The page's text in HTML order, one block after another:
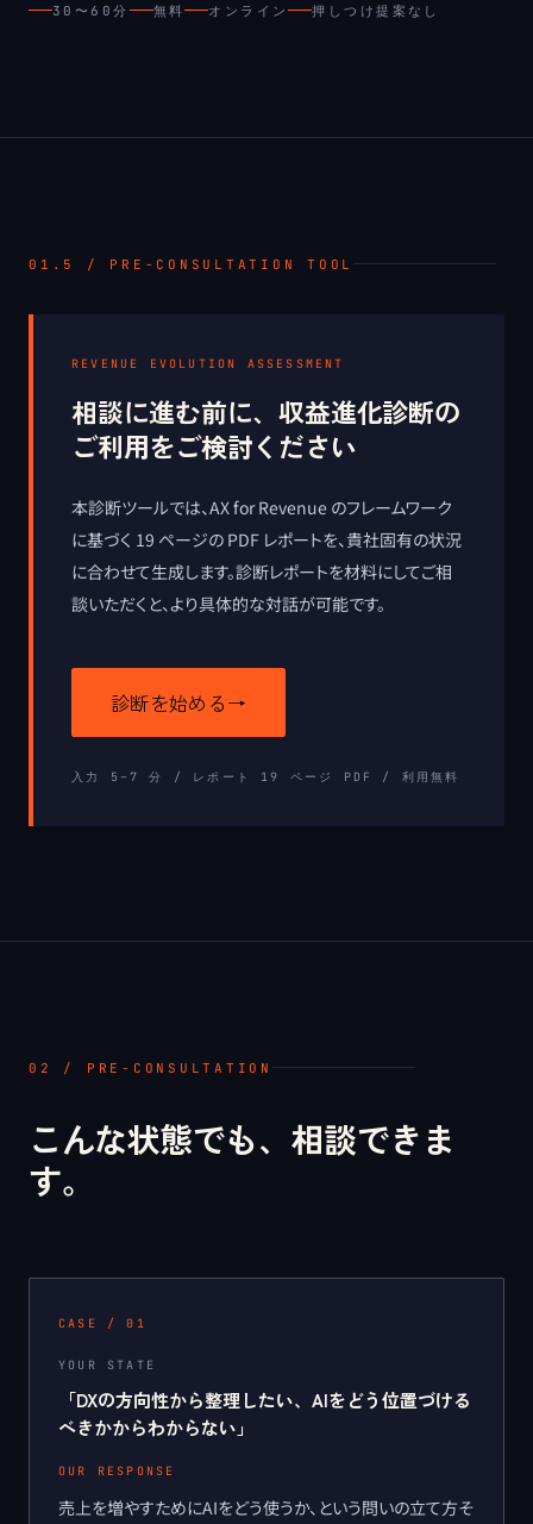
30〜60分 無料 オンライン 押しつけ提案なし
01.5 / PRE-CONSULTATION TOOL
REVENUE EVOLUTION ASSESSMENT
相談に進む前に、収益進化診断の
ご利用をご検討ください
本診断ツールでは、AX for Revenue のフレームワーク
に基づく 19 ページの PDF レポートを、貴社固有の状況
に合わせて生成します。診断レポートを材料にしてご相
談いただくと、より具体的な対話が可能です。
診断を始める→
入力 5–7 分 / レポート 19 ページ PDF / 利用無料
02 / PRE-CONSULTATION
こんな状態でも、相談できま
す。
CASE /01
YOUR STATE
「DXの方向性から整理したい、AIをどう位置づける
べきかからわからない 」
OUR RESPONSE
売上を増やすためにAIをどう使うか、という問いの立て方そ